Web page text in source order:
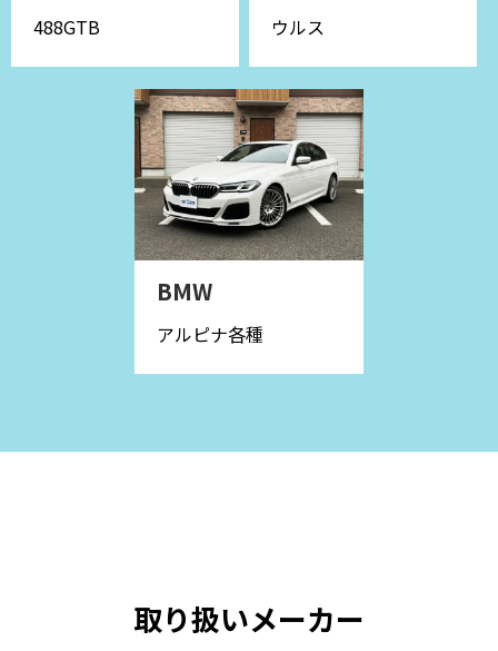
488GTB ウルス
BMW
アルピナ各種
取り扱いメーカー